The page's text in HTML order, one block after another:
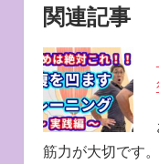
関連記事
筋力が大切です